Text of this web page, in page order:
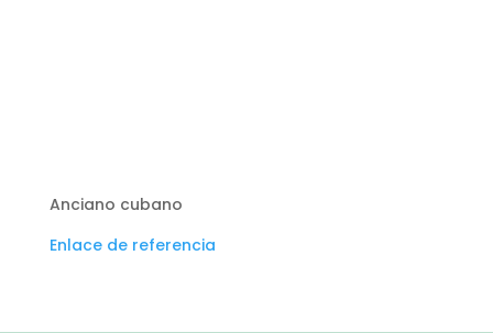
Anciano cubano
Enlace de referencia